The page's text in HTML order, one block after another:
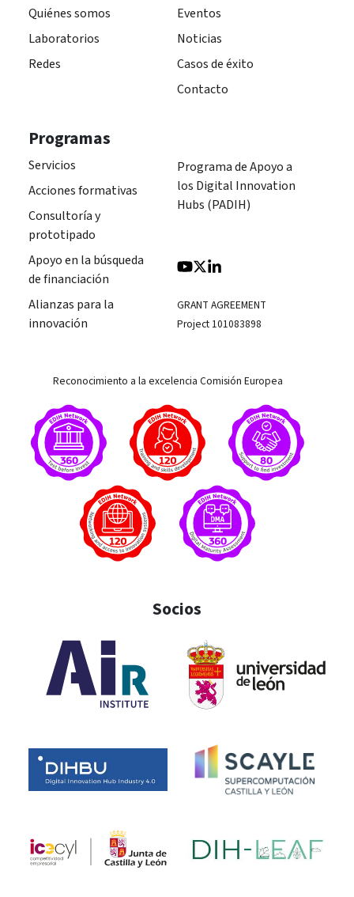
Quiénes somos
Laboratorios
Redes
Eventos
Noticias
Casos de éxito
Contacto
Programas
Servicios
Acciones formativas
Consultoría y
prototipado
Apoyo en la búsqueda
de financiación
Alianzas para la
innovación
Programa de Apoyo a
los Digital Innovation
Hubs (PADIH)
GRANT AGREEMENT
Project 101083898
Reconocimiento a la excelencia Comisión Europea
Socios